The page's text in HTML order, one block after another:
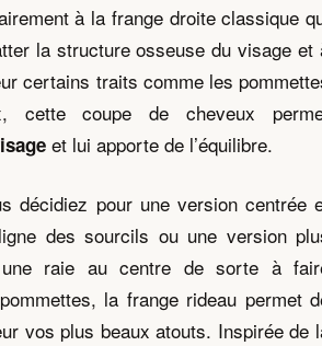
à la frange droite classique
la structure osseuse du visage et
certains traits comme les
cette coupe de cheveux
et lui apporte de l’équilibre.
décidiez pour une version centrée
des sourcils ou une version
raie au centre de sorte à
la frange rideau permet
vos plus beaux atouts. Inspirée de